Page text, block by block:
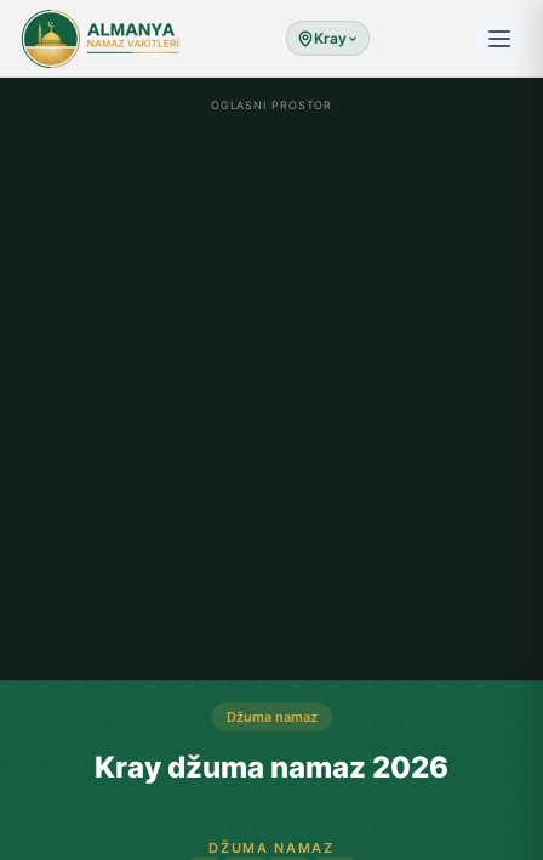
Kray
OGLASNI PROSTOR
Džuma namaz
Kray džuma namaz 2026
DŽUMA NAMAZ